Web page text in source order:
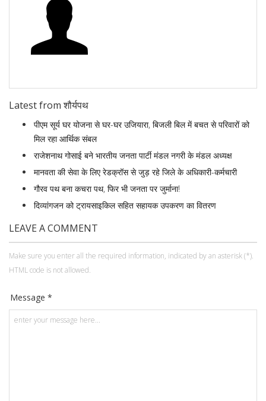
Latest from शौर्यपथ
पीएम सूर्य घर योजना से घर-घर उजियारा, बिजली बिल में बचत से परिवारों को
मिल रहा आर्थिक संबल
राजेशनाथ गोसाई बने भारतीय जनता पार्टी मंडल नगरी के मंडल अध्यक्ष
मानवता की सेवा के लिए रेडक्रॉस से जुड़ रहे जिले के अधिकारी-कर्मचारी
गौरव पथ बना कचरा पथ, फिर भी जनता पर जुर्माना!
दिव्यांगजन को ट्रायसाइकिल सहित सहायक उपकरण का वितरण
LEAVE A COMMENT
Make sure you enter all the required information, indicated by an asterisk (*).
HTML code is not allowed.
Message *